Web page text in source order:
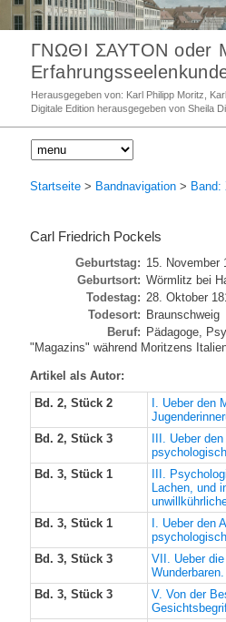
ΓΝΩΘΙ ΣΑΥΤΟΝ oder
Herausgegeben von: Karl Philipp Moritz,
Digitale Edition herausgegeben von Sheila
Startseite > Bandnavigation > Band:
Carl Friedrich Pockels
Geburtstag: 15. November
Geburtsort: Wörmlitz bei
Todestag: 28. Oktober
Todesort: Braunschweig
Beruf: Pädagoge,
"Magazins" während Moritzens
Artikel als Autor:
Bd. 2, Stück 2
I. Ueber den
Bd. 2, Stück 3
III. Ueber
Bd. 3, Stück 1
III.
Lachen, und
Bd. 3, Stück 1
I. Ueber den
Bd. 3, Stück 3
VII. Ueber
Wunderbaren.
Bd. 3, Stück 3
V. Von der